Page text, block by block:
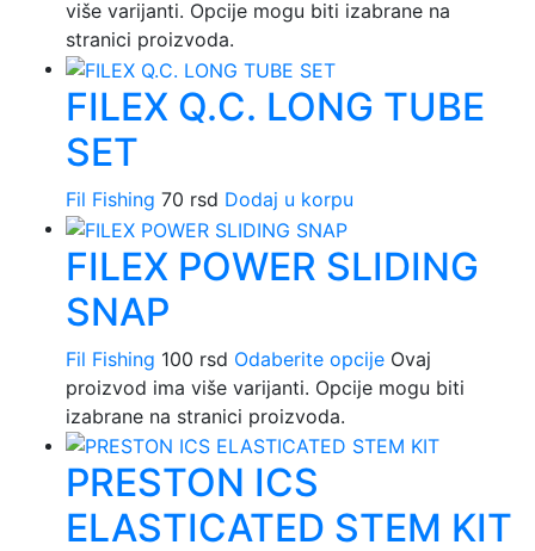
više varijanti. Opcije mogu biti izabrane na
stranici proizvoda.
FILEX Q.C. LONG TUBE
SET
Fil Fishing 70 rsd Dodaj u korpu
FILEX POWER SLIDING
SNAP
Fil Fishing 100 rsd Odaberite opcije Ovaj
proizvod ima više varijanti. Opcije mogu biti
izabrane na stranici proizvoda.
PRESTON ICS
ELASTICATED STEM KIT